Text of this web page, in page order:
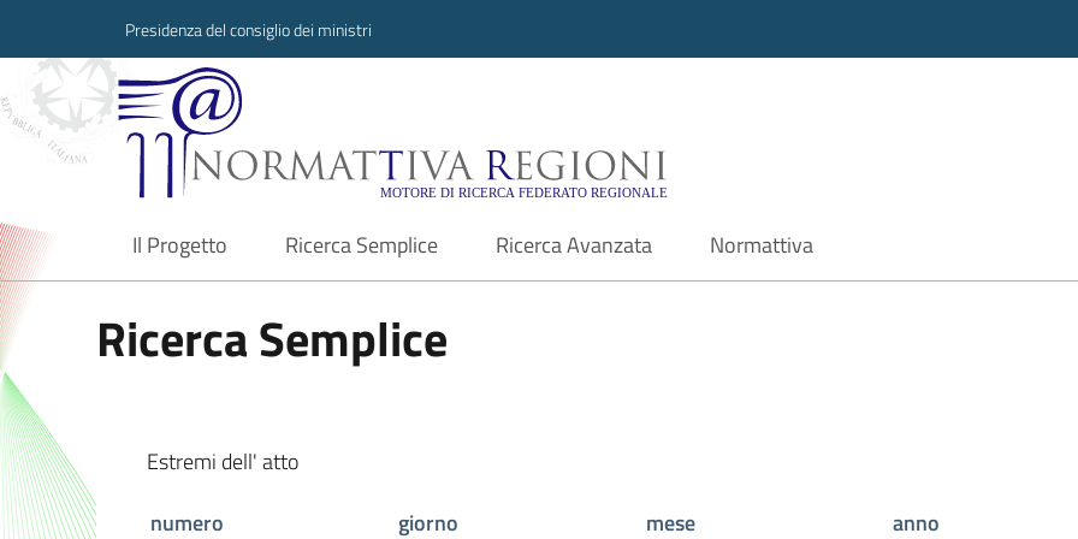
Presidenza del consiglio dei ministri
Normattiva Regioni - Motore di ricerca
Il Progetto
current Ricerca Semplice Ricerca Avanzata Normattiva
Ricerca Semplice
Estremi dell' atto
numero
giorno mese
anno